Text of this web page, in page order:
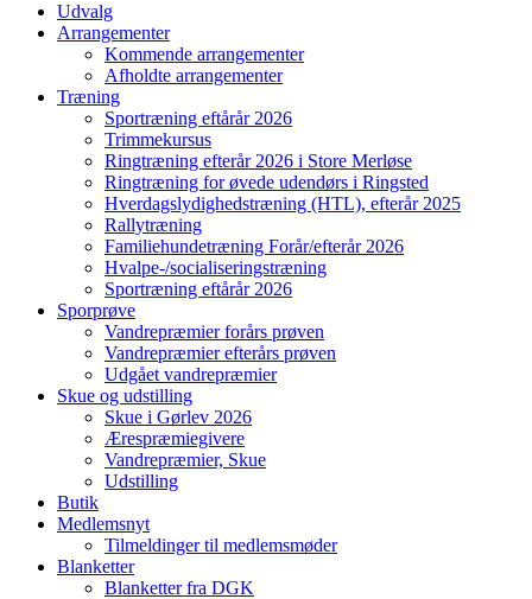
Udvalg
Arrangementer
Kommende arrangementer
Afholdte arrangementer
Træning
Sportræning eftårår 2026
Trimmekursus
Ringtræning efterår 2026 i Store Merløse
Ringtræning for øvede udendørs i Ringsted
Hverdagslydighedstræning (HTL), efterår 2025
Rallytræning
Familiehundetræning Forår/efterår 2026
Hvalpe-/socialiseringstræning
Sportræning eftårår 2026
Sporprøve
Vandrepræmier forårs prøven
Vandrepræmier efterårs prøven
Udgået vandrepræmier
Skue og udstilling
Skue i Gørlev 2026
Ærespræmiegivere
Vandrepræmier, Skue
Udstilling
Butik
Medlemsnyt
Tilmeldinger til medlemsmøder
Blanketter
Blanketter fra DGK